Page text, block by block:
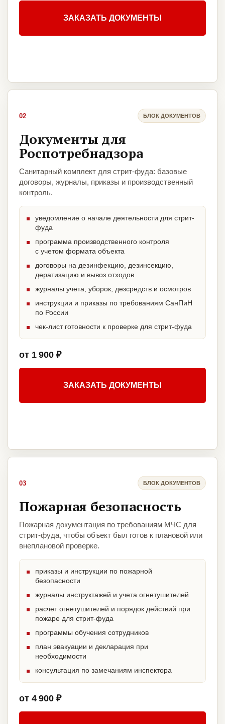
ЗАКАЗАТЬ ДОКУМЕНТЫ
02 БЛОК ДОКУМЕНТОВ
Документы для
Роспотребнадзора
Санитарный комплект для стрит-фуда: базовые
договоры, журналы, приказы и производственный
контроль.
уведомление о начале деятельности для стрит-
фуда
программа производственного контроля
с учетом формата объекта
договоры на дезинфекцию, дезинсекцию,
дератизацию и вывоз отходов
журналы учета, уборок, дезсредств и осмотров
инструкции и приказы по требованиям СанПиН
по России
чек-лист готовности к проверке для стрит-фуда
от 1 900 ₽
ЗАКАЗАТЬ ДОКУМЕНТЫ
03 БЛОК ДОКУМЕНТОВ
Пожарная безопасность
Пожарная документация по требованиям МЧС для
стрит-фуда, чтобы объект был готов к плановой или
внеплановой проверке.
приказы и инструкции по пожарной
безопасности
журналы инструктажей и учета огнетушителей
расчет огнетушителей и порядок действий при
пожаре для стрит-фуда
программы обучения сотрудников
план эвакуации и декларация при
необходимости
консультация по замечаниям инспектора
от 4 900 ₽